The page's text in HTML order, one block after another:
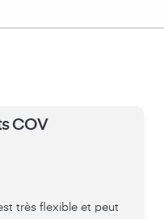
COV
très flexible et peut